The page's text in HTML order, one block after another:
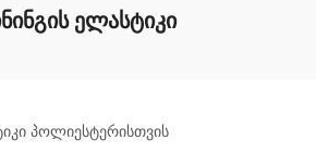
ელასტიკი
პოლიესტერისთვის